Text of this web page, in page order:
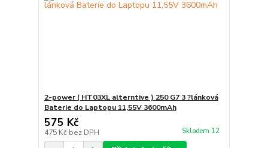
2-power ( HT03XL alterntive ) 250 G7 3 ?lánková
Baterie do Laptopu 11,55V 3600mAh
575 Kč
475 Kč bez DPH Skladem 12